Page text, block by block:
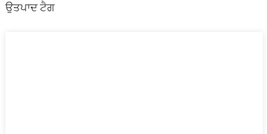
ਉਤਪਾਦ ਟੈਗ